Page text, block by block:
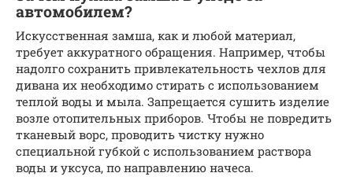
автомобилем?
Искусственная замша, как и любой материал,
требует аккуратного обращения. Например, чтобы
надолго сохранить привлекательность чехлов для
дивана их необходимо стирать с использованием
теплой воды и мыла. Запрещается сушить изделие
возле отопительных приборов. Чтобы не повредить
тканевый ворс, проводить чистку нужно
специальной губкой с использованием раствора
воды и уксуса, по направлению начеса.